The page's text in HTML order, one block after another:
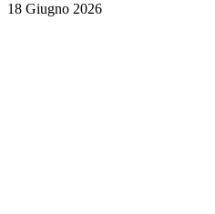
18 Giugno 2026